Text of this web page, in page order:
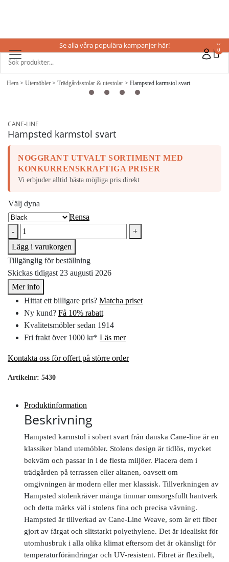
0
Se alla våra populära kampanjer här! X
Hem > Utemöbler > Trädgårdsstolar & utestolar > Hampsted karmstol svart
CANE-LINE
Hampsted karmstol svart
NOGGRANT UTVALT SORTIMENT MED
KONKURRENSKRAFTIGA PRISER
Vi erbjuder alltid bästa möjliga pris direkt
Välj dyna
Rensa
-
+
Lägg i varukorgen
Tillgänglig för beställning
Skickas tidigast 23 augusti 2026
Mer info
Hittat ett billigare pris? Matcha priset
Ny kund? Få 10% rabatt
Kvalitetsmöbler sedan 1914
Fri frakt över 1000 kr* Läs mer
Kontakta oss för offert på större order
Artikelnr: 5430
Produktinformation
Beskrivning
Hampsted karmstol i sobert svart från danska Cane-line är en
klassiker bland utemöbler. Stolens design är tidlös, mycket
bekväm och passar in i de flesta miljöer. Placera dem i
trädgården på terrassen eller altanen, oavsett om
omgivningen är modern eller mer klassisk. Tillverkningen av
Hampsted stolenkräver många timmar omsorgsfullt hantverk
och detta märks väl i stolens fina och precisa vävning.
Hampsted är tillverkad av Cane-Line Weave, som är ett fiber
gjort av färgat och slitstarkt polyethylene. Det är idealiskt för
utomhusbruk i alla olika klimat eftersom det är okänsligt för
temperaturförändringar och UV-resistent. Fibret är flexibelt,